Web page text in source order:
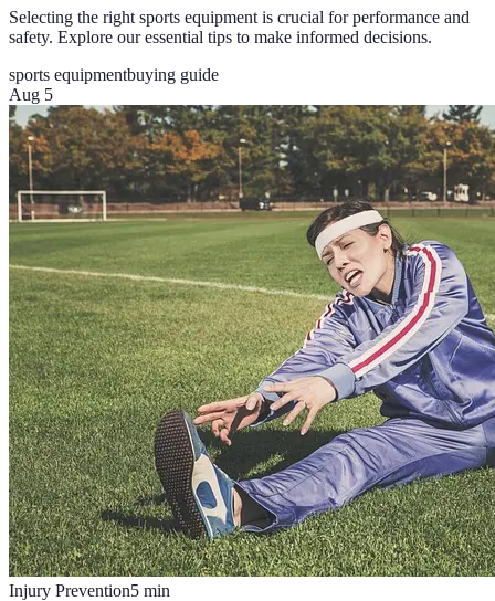
Selecting the right sports equipment is crucial for performance and
safety. Explore our essential tips to make informed decisions.
sports equipmentbuying guide
Aug 5
Injury Prevention5 min